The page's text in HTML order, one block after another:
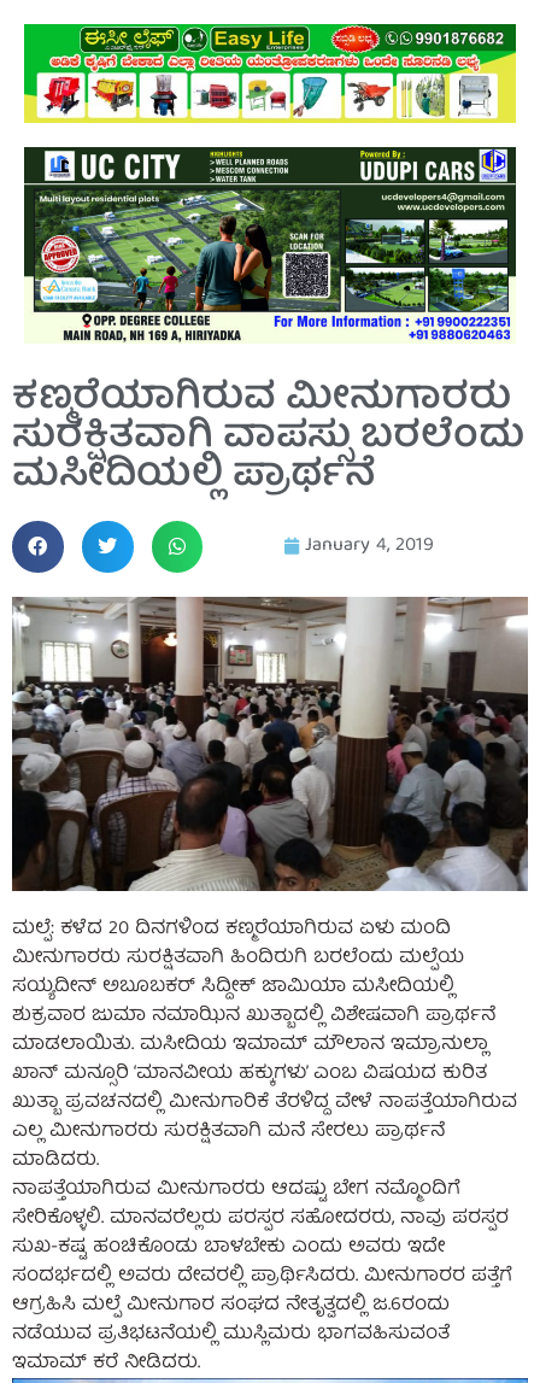
ಕಣ್ಮರೆಯಾಗಿರುವ ಮೀನುಗಾರರು
ಸುರಕ್ಷಿತವಾಗಿ ವಾಪಸ್ಸು ಬರಲೆಂದು
ಮಸೀದಿಯಲ್ಲಿ ಪ್ರಾರ್ಥನೆ
January 4, 2019
ಮಲ್ಪೆ: ಕಳೆದ 20 ದಿನಗಳಿಂದ ಕಣ್ಮರೆಯಾಗಿರುವ ಏಳು ಮಂದಿ
ಮೀನುಗಾರರು ಸುರಕ್ಷಿತವಾಗಿ ಹಿಂದಿರುಗಿ ಬರಲೆಂದು ಮಲ್ಪೆಯ
ಸಯ್ಯದೀನ್ ಅಬೂಬಕರ್ ಸಿದ್ದೀಕ್ ಜಾಮಿಯಾ ಮಸೀದಿಯಲ್ಲಿ
ಶುಕ್ರವಾರ ಜುಮಾ ನಮಾಝಿನ ಖುತ್ಬಾದಲ್ಲಿ ವಿಶೇಷವಾಗಿ ಪ್ರಾರ್ಥನೆ
ಮಾಡಲಾಯಿತು. ಮಸೀದಿಯ ಇಮಾಮ್ ಮೌಲಾನ ಇಮ್ರಾನುಲ್ಲಾ
ಖಾನ್ ಮನ್ಸೂರಿ ‘ಮಾನವೀಯ ಹಕ್ಕುಗಳು’ ಎಂಬ ವಿಷಯದ ಕುರಿತ
ಖುತ್ಬಾ ಪ್ರವಚನದಲ್ಲಿ ಮೀನುಗಾರಿಕೆ ತೆರಳಿದ್ದ ವೇಳೆ ನಾಪತ್ತೆಯಾಗಿರುವ
ಎಲ್ಲ ಮೀನುಗಾರರು ಸುರಕ್ಷಿತವಾಗಿ ಮನೆ ಸೇರಲು ಪ್ರಾರ್ಥನೆ
ಮಾಡಿದರು.
ನಾಪತ್ತೆಯಾಗಿರುವ ಮೀನುಗಾರರು ಆದಷ್ಟು ಬೇಗ ನಮ್ಮೊಂದಿಗೆ
ಸೇರಿಕೊಳ್ಳಲಿ. ಮಾನವರೆಲ್ಲರು ಪರಸ್ಪರ ಸಹೋದರರು, ನಾವು ಪರಸ್ಪರ
ಸುಖ-ಕಷ್ಟ ಹಂಚಿಕೊಂಡು ಬಾಳಬೇಕು ಎಂದು ಅವರು ಇದೇ
ಸಂದರ್ಭದಲ್ಲಿ ಅವರು ದೇವರಲ್ಲಿ ಪ್ರಾರ್ಥಿಸಿದರು. ಮೀನುಗಾರರ ಪತ್ತೆಗೆ
ಆಗ್ರಹಿಸಿ ಮಲ್ಪೆ ಮೀನುಗಾರ ಸಂಘದ ನೇತೃತ್ವದಲ್ಲಿ ಜ.6ರಂದು
ನಡೆಯುವ ಪ್ರತಿಭಟನೆಯಲ್ಲಿ ಮುಸ್ಲಿಮರು ಭಾಗವಹಿಸುವಂತೆ
ಇಮಾಮ್ ಕರೆ ನೀಡಿದರು.